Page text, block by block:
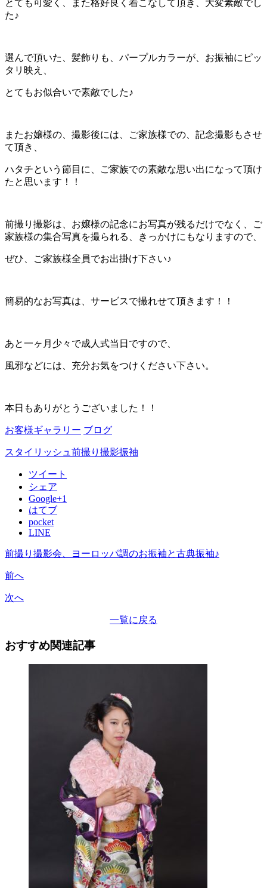
とても可愛く、また格好良く着こなして頂き、大変素敵でし
た♪
選んで頂いた、髪飾りも、パープルカラーが、お振袖にピッ
タリ映え、
とてもお似合いで素敵でした♪
またお嬢様の、撮影後には、ご家族様での、記念撮影もさせ
て頂き、
ハタチという節目に、ご家族での素敵な思い出になって頂け
たと思います！！
前撮り撮影は、お嬢様の記念にお写真が残るだけでなく、ご
家族様の集合写真を撮られる、きっかけにもなりますので、
ぜひ、ご家族様全員でお出掛け下さい♪
簡易的なお写真は、サービスで撮れせて頂きます！！
あと一ヶ月少々で成人式当日ですので、
風邪などには、充分お気をつけください下さい。
本日もありがとうございました！！
お客様ギャラリー ブログ
スタイリッシュ 前撮り撮影振袖
ツイート
シェア
Google+1
はてブ
pocket
LINE
前撮り撮影会、ヨーロッパ調のお振袖と古典振袖♪
前へ
次へ
一覧に戻る
おすすめ関連記事